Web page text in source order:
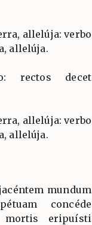
allelúja: verbo
allelúja.
rectos decet
allelúja: verbo
allelúja.
mundum
concéde
eripuísti